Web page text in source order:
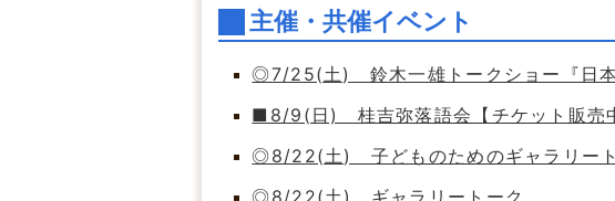
主催・共催イベント
◎7/25(土) 鈴木一雄トークショー『日本
■8/9(日) 桂吉弥落語会【チケット販売
◎8/22(土) 子どものためのギャラリート
◎8/22(土) ギャラリートーク